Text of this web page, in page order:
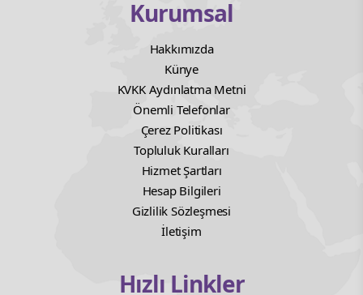
Kurumsal
Hakkımızda
Künye
KVKK Aydınlatma Metni
Önemli Telefonlar
Çerez Politikası
Topluluk Kuralları
Hizmet Şartları
Hesap Bilgileri
Gizlilik Sözleşmesi
İletişim
Hızlı Linkler